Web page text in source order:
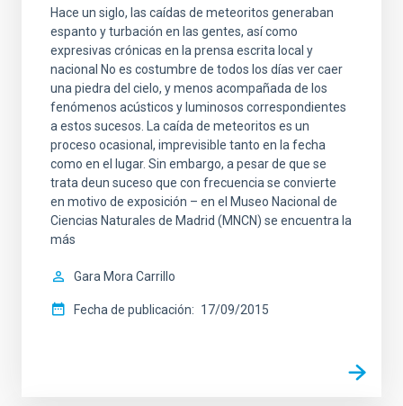
Hace un siglo, las caídas de meteoritos generaban
espanto y turbación en las gentes, así como
expresivas crónicas en la prensa escrita local y
nacional No es costumbre de todos los días ver caer
una piedra del cielo, y menos acompañada de los
fenómenos acústicos y luminosos correspondientes
a estos sucesos. La caída de meteoritos es un
proceso ocasional, imprevisible tanto en la fecha
como en el lugar. Sin embargo, a pesar de que se
trata deun suceso que con frecuencia se convierte
en motivo de exposición – en el Museo Nacional de
Ciencias Naturales de Madrid (MNCN) se encuentra la
más
Gara Mora Carrillo
Fecha de publicación 17/09/2015